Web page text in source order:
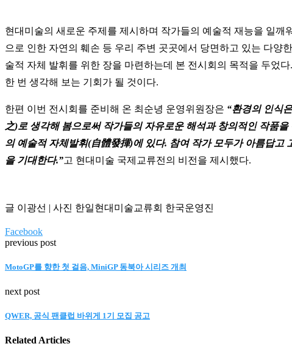
현대미술의 새로운 주제를 제시하며 작가들의 예술적 재능을 일
으로 인한 자연의 훼손 등 우리 주변 곳곳에서 당면하고 있는 다
술적 자체 발휘를 위한 장을 마련하는데 본 전시회의 목적을 두었
한 번 생각해 보는 기회가 될 것이다.
한편 이번 전시회를 준비해 온 최순녕 운영위원장은 “환경의 인식
之)로 생각해 봄으로써 작가들의 자유로운 해석과 창의적인 작품
의 예술적 자체발휘(自體發揮)에 있다. 참여 작가 모두가 아름답
을 기대한다.”고 현대미술 국제교류전의 비전을 제시했다.
글 이광선 | 사진 한일현대미술교류회 한국운영진
Facebook
previous post
MotoGP를 향한 첫 걸음, MiniGP 동북아 시리즈 개최
next post
QWER, 공식 팬클럽 바위게 1기 모집 공고
Related Articles